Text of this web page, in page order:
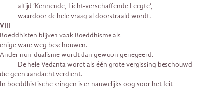
altijd ‘Kennende, Licht-verschaffende Leegte’,
waardoor de hele vraag al doorstraald wordt.
VIII
Boeddhisten blijven vaak Boeddhisme als
enige ware weg beschouwen.
Ander non-dualisme wordt dan gewoon genegeerd.
De hele Vedanta wordt als één grote vergissing beschouwd
die geen aandacht verdient.
In boeddhistische kringen is er nauwelijks oog voor het feit